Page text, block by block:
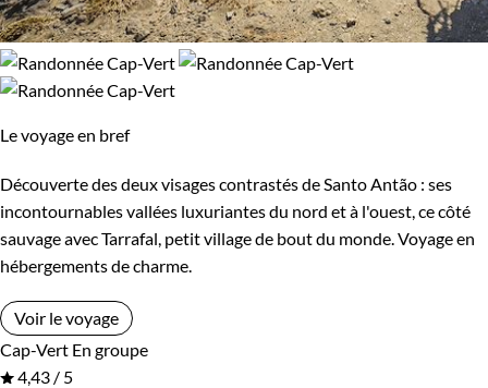
Forêts, collines, rivières et lacs
Montagne
Patrimoine et NatureVolcans
Le voyage en bref
Découverte des deux visages contrastés de Santo Antão : ses
incontournables vallées luxuriantes du nord et à l'ouest, ce côté
sauvage avec Tarrafal, petit village de bout du monde. Voyage en
hébergements de charme.
Voir le voyage
Cap-Vert En groupe
4,43 / 5